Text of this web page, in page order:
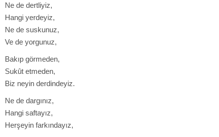
Ne de dertliyiz,
Hangi yerdeyiz,
Ne de suskunuz,
Ve de yorgunuz,
Bakıp görmeden,
Sukût etmeden,
Biz neyin derdindeyiz.
Ne de dargınız,
Hangi saftayız,
Herşeyin farkındayız,